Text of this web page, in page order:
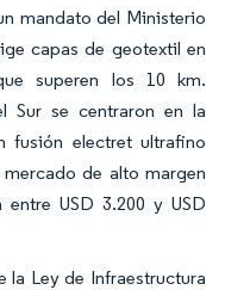
mandato del Ministerio
capas de geotextil en
superen los 10 km.
Sur se centraron en la
fusión electret ultrafino
de alto margen
USD 3.200 y USD
la Ley de Infraestructura